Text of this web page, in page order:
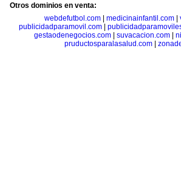
Otros dominios en venta:
webdefutbol.com
medicinainfantil.com
publicidadparamovil.com
gestaodenegocios.com| suvacacion.com|
pruductosparalasalud.com|